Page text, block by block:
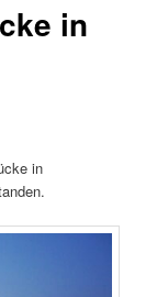
in
in